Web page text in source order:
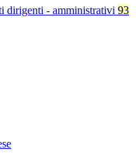
dirigenti - amministrativi 93